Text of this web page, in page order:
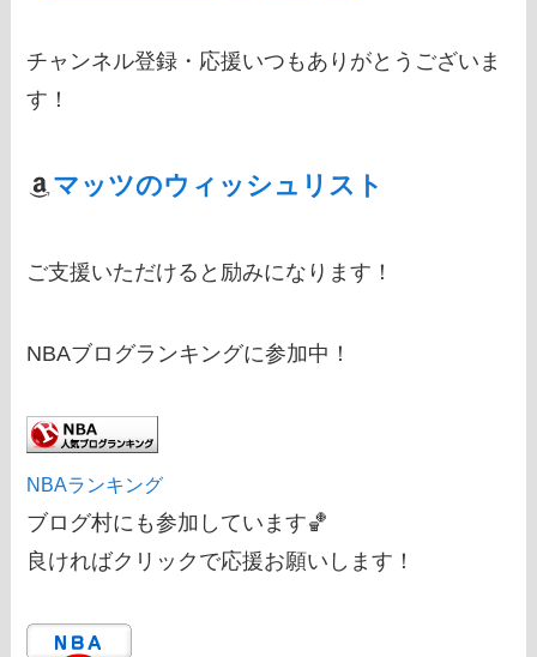
チャンネル登録・応援いつもありがとうございま
す！
マッツのウィッシュリスト
ご支援いただけると励みになります！
NBAブログランキングに参加中！
NBAランキング
ブログ村にも参加しています🏀
良ければクリックで応援お願いします！